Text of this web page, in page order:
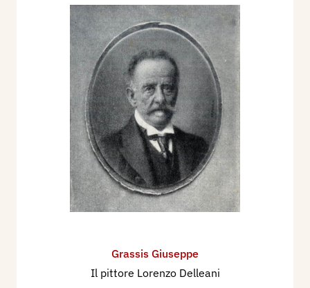
Grassis Giuseppe
Il pittore Lorenzo Delleani